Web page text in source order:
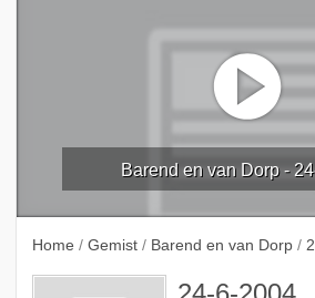
Barend en van Dorp -
Home / Gemist / Barend en van Dorp /